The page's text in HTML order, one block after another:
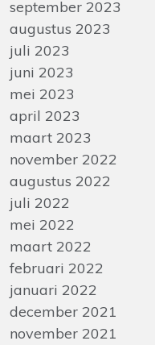
september 2023
augustus 2023
juli 2023
juni 2023
mei 2023
april 2023
maart 2023
november 2022
augustus 2022
juli 2022
mei 2022
maart 2022
februari 2022
januari 2022
december 2021
november 2021